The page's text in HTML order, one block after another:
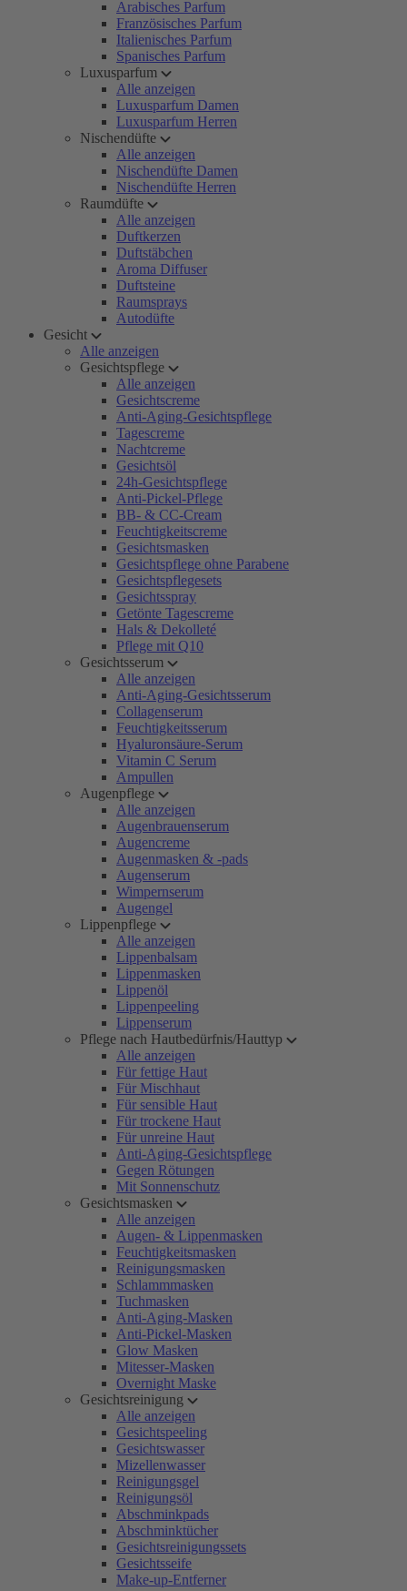
Arabisches Parfum
Französisches Parfum
Italienisches Parfum
Spanisches Parfum
Luxusparfum
Alle anzeigen
Luxusparfum Damen
Luxusparfum Herren
Nischendüfte
Alle anzeigen
Nischendüfte Damen
Nischendüfte Herren
Raumdüfte
Alle anzeigen
Duftkerzen
Duftstäbchen
Aroma Diffuser
Duftsteine
Raumsprays
Autodüfte
Gesicht
Alle anzeigen
Gesichtspflege
Alle anzeigen
Gesichtscreme
Anti-Aging-Gesichtspflege
Tagescreme
Nachtcreme
Gesichtsöl
24h-Gesichtspflege
Anti-Pickel-Pflege
BB- & CC-Cream
Feuchtigkeitscreme
Gesichtsmasken
Gesichtspflege ohne Parabene
Gesichtspflegesets
Gesichtsspray
Getönte Tagescreme
Hals & Dekolleté
Pflege mit Q10
Gesichtsserum
Alle anzeigen
Anti-Aging-Gesichtsserum
Collagenserum
Feuchtigkeitsserum
Hyaluronsäure-Serum
Vitamin C Serum
Ampullen
Augenpflege
Alle anzeigen
Augenbrauenserum
Augencreme
Augenmasken & -pads
Augenserum
Wimpernserum
Augengel
Lippenpflege
Alle anzeigen
Lippenbalsam
Lippenmasken
Lippenöl
Lippenpeeling
Lippenserum
Pflege nach Hautbedürfnis/Hauttyp
Alle anzeigen
Für fettige Haut
Für Mischhaut
Für sensible Haut
Für trockene Haut
Für unreine Haut
Anti-Aging-Gesichtspflege
Gegen Rötungen
Mit Sonnenschutz
Gesichtsmasken
Alle anzeigen
Augen- & Lippenmasken
Feuchtigkeitsmasken
Reinigungsmasken
Schlammmasken
Tuchmasken
Anti-Aging-Masken
Anti-Pickel-Masken
Glow Masken
Mitesser-Masken
Overnight Maske
Gesichtsreinigung
Alle anzeigen
Gesichtspeeling
Gesichtswasser
Mizellenwasser
Reinigungsgel
Reinigungsöl
Abschminkpads
Abschminktücher
Gesichtsreinigungssets
Gesichtsseife
Make-up-Entferner